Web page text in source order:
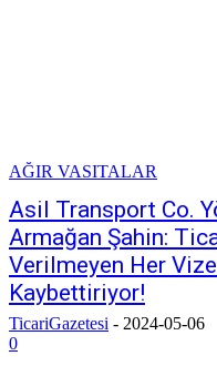
AĞIR VASITALAR
Asil Transport Co.
Armağan Şahin:
Verilmeyen Her
Kaybettiriyor!
TicariGazetesi - 2024-05-06
0